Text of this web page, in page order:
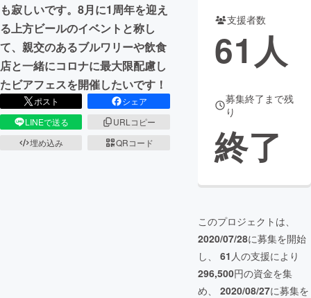
も寂しいです。8月に1周年を迎え
る上方ビールのイベントと称し
て、親交のあるブルワリーや飲食
店と一緒にコロナに最大限配慮し
たビアフェスを開催したいです！
ポスト
シェア
LINEで送る
URLコピー
埋め込み
QRコード
支援者数
61 人
募集終了まで残
り
終了
このプロジェクトは、
2020/07/28に募集を開始
し、 61 人の支援により
296,500円の資金を集
め、 2020/08/27に募集を